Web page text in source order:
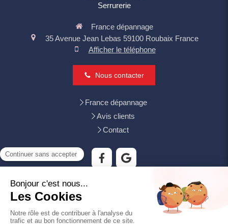
Serrurerie
France dépannage
35 Avenue Jean Lebas 59100 Roubaix France
Afficher le téléphone
Nous contacter
France dépannage
Avis clients
Contact
Tourcoing, Mouvaux, Villeneuve-d'Ascq, Wattrelos, Croix,
Wasquehal, Lys-lez-Lannoy, Bondues, Neuville-en-Ferrain,